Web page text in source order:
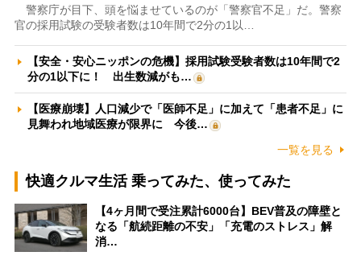
警察庁が目下、頭を悩ませているのが「警察官不足」だ。警察
官の採用試験の受験者数は10年間で2分の1以…
【安全・安心ニッポンの危機】採用試験受験者数は10年間で2
分の1以下に！ 出生数減がも…
【医療崩壊】人口減少で「医師不足」に加えて「患者不足」に
見舞われ地域医療が限界に 今後…
一覧を見る
快適クルマ生活 乗ってみた、使ってみた
【4ヶ月間で受注累計6000台】BEV普及の障壁と
なる「航続距離の不安」「充電のストレス」解
消…